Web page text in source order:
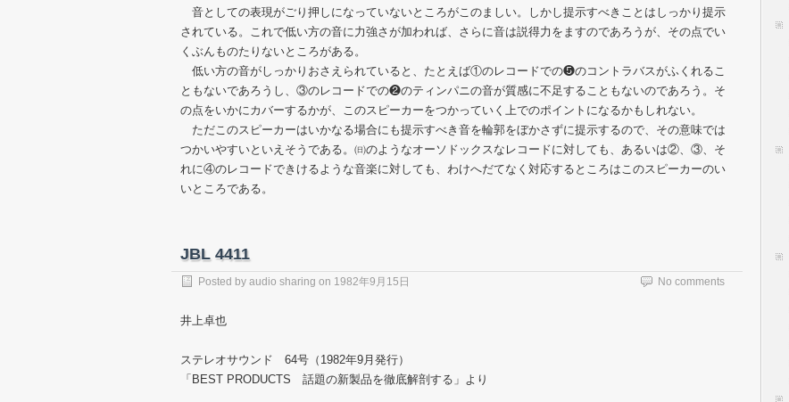
音としての表現がごり押しになっていないところがこのましい。しかし提示すべきことはしっかり提示
されている。これで低い方の音に力強さが加われば、さらに音は説得力をますのであろうが、その点でい
くぶんものたりないところがある。
低い方の音がしっかりおさえられていると、たとえば①のレコードでの❺のコントラバスがふくれるこ
ともないであろうし、③のレコードでの❷のティンパニの音が質感に不足することもないのであろう。そ
の点をいかにカバーするかが、このスピーカーをつかっていく上でのポイントになるかもしれない。
ただこのスピーカーはいかなる場合にも提示すべき音を輪郭をぼかさずに提示するので、その意味では
つかいやすいといえそうである。㈰のようなオーソドックスなレコードに対しても、あるいは②、③、そ
れに④のレコードできけるような音楽に対しても、わけへだてなく対応するところはこのスピーカーのい
いところである。
JBL 4411
Posted by audio sharing on 1982年9月15日 No comments
井上卓也
ステレオサウンド 64号（1982年9月発行）
「BEST PRODUCTS 話題の新製品を徹底解剖する」より